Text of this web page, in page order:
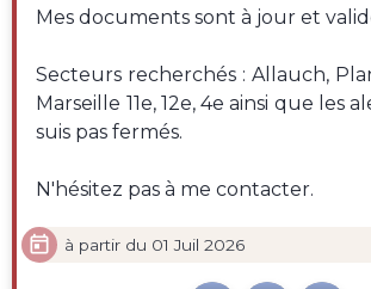
Mes documents sont à jour et
Secteurs recherchés : Allauch,
Marseille 11e, 12e, 4e ainsi que les
suis pas fermés.
N'hésitez pas à me contacter.
 à partir du 01 Juil 2026